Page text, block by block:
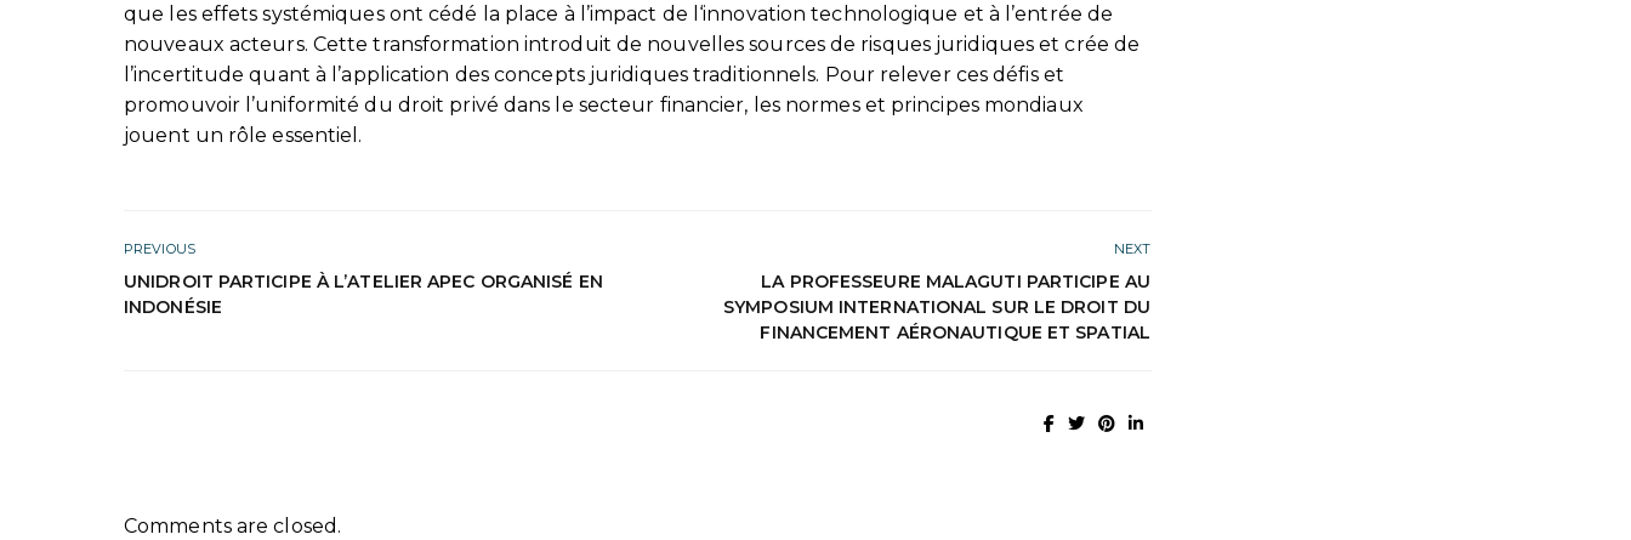
que les effets systémiques ont cédé la place à l’impact de l‘innovation technologique et à l’entrée de
nouveaux acteurs. Cette transformation introduit de nouvelles sources de risques juridiques et crée de
l’incertitude quant à l’application des concepts juridiques traditionnels. Pour relever ces défis et
promouvoir l’uniformité du droit privé dans le secteur financier, les normes et principes mondiaux
jouent un rôle essentiel.
PREVIOUS
UNIDROIT PARTICIPE À L’ATELIER APEC ORGANISÉ EN
INDONÉSIE
NEXT
LA PROFESSEURE MALAGUTI PARTICIPE AU
SYMPOSIUM INTERNATIONAL SUR LE DROIT DU
FINANCEMENT AÉRONAUTIQUE ET SPATIAL
Comments are closed.